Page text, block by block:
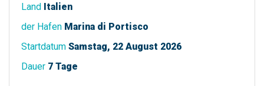
Land Italien
der Hafen Marina di Portisco
Startdatum Samstag, 22 August 2026
Dauer 7 Tage